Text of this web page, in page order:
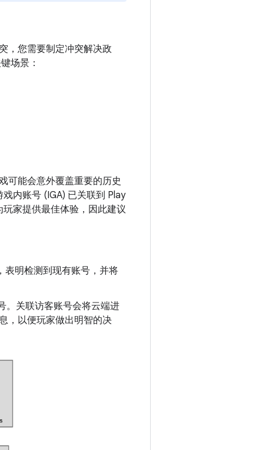
，您需要制定冲突解决政
场景：
可能会意外覆盖重要的历史
内账号 (IGA) 已关联到 Play
家提供最佳体验，因此建议
表明检测到现有账号，并将
。关联访客账号会将云端进
，以便玩家做出明智的决